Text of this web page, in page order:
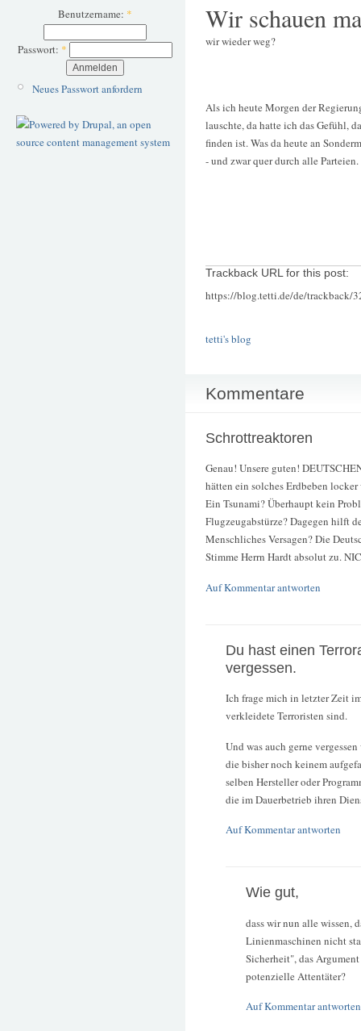
Benutzername: *
Passwort: *
Neues Passwort anfordern
Wir schauen
wir wieder weg?
Als ich heute Morgen der
lauschte, da hatte ich das Gefühl,
finden ist. Was da heute an
- und zwar quer durch alle Parteien.
Trackback URL for this post:
https://blog.tetti.de/de/trackback/
tetti's blog
Kommentare
Schrottreaktoren
Genau! Unsere guten!
hätten ein solches Erdbeben locker
Ein Tsunami? Überhaupt kein
Flugzeugabstürze? Dagegen hilft
Menschliches Versagen? Die
Stimme Herrn Hardt absolut zu.
Auf Kommentar antworten
Du hast einen
vergessen.
Ich frage mich in letzter Zeit
verkleidete Terroristen sind.
Und was auch gerne
die bisher noch keinem
selben Hersteller oder
die im Dauerbetrieb ihren
Auf Kommentar antworten
Wie gut,
dass wir nun alle wissen,
Linienmaschinen nicht
Sicherheit", das
potenzielle Attentäter?
Auf Kommentar antworten